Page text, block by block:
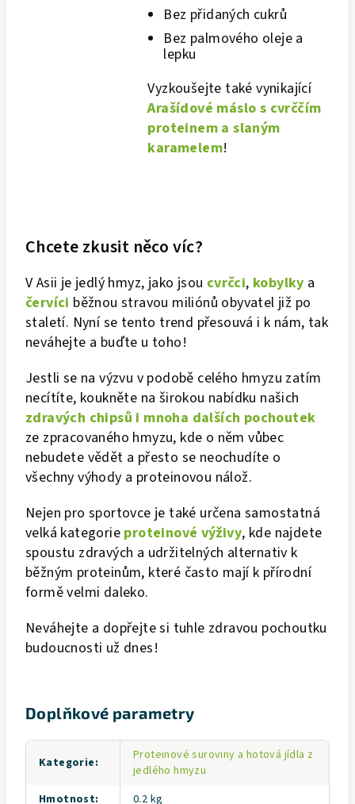
Bez přidaných cukrů
Bez palmového oleje a
lepku
Vyzkoušejte také vynikající
Arašídové máslo s cvrččím
proteinem a slaným
karamelem!
Chcete zkusit něco víc?
V Asii je jedlý hmyz, jako jsou cvrčci, kobylky a
červíci běžnou stravou miliónů obyvatel již po
staletí. Nyní se tento trend přesouvá i k nám, tak
neváhejte a buďte u toho!
Jestli se na výzvu v podobě celého hmyzu zatím
necítíte, koukněte na širokou nabídku našich
zdravých chipsů i mnoha dalších pochoutek
ze zpracovaného hmyzu, kde o něm vůbec
nebudete vědět a přesto se neochudíte o
všechny výhody a proteinovou nálož.
Nejen pro sportovce je také určena samostatná
velká kategorie proteinové výživy, kde najdete
spoustu zdravých a udržitelných alternativ k
běžným proteinům, které často mají k přírodní
formě velmi daleko.
Neváhejte a dopřejte si tuhle zdravou pochoutku
budoucnosti už dnes!
Doplňkové parametry
Kategorie:
Proteinové suroviny a hotová jídla z
jedlého hmyzu
Hmotnost: 0.2 kg